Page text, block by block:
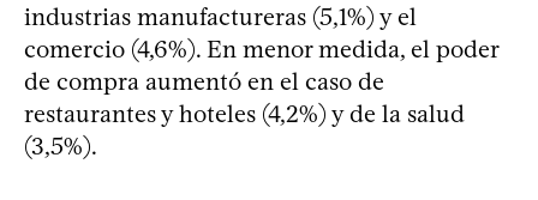
industrias manufactureras (5,1%) y el
comercio (4,6%). En menor medida, el poder
de compra aumentó en el caso de
restaurantes y hoteles (4,2%) y de la salud
(3,5%).